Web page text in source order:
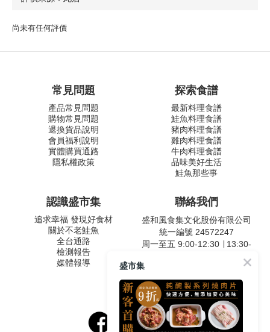
尚未有任何評價
常見問題
產品常見問題
購物常見問題
退換貨品說明
會員福利說明
實體購買通路
隱私權政策
探索食譜
最新料理食譜
鮭魚料理食譜
豬肉料理食譜
雞肉料理食譜
牛肉料理食譜
品味美好生活
鮭魚那些事
認識盛市集
追求幸福 發現好食材
關於不老鮭魚
全台通路
檢測報告
媒體報導
聯絡我們
盛和風食集文化股份有限公司
統一編號 24572247
周一至五 9:00-12:30 ∣ 13:30-
客服專線：02-2795-5800
台北市內湖區南京東路六段
487號9F
盛市集